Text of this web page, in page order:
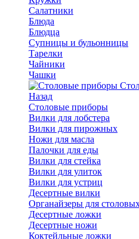
Салатники
Блюда
Блюдца
Супницы и бульонницы
Тарелки
Чайники
Чашки
Назад
Cтоловые приборы
Вилки для лобстера
Вилки для пирожных
Ножи для масла
Палочки для еды
Вилки для стейка
Вилки для улиток
Вилки для устриц
Десертные вилки
Органайзеры для
Десертные ложки
Десертные ножи
Коктейльные ложки